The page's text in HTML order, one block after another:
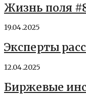
Жизнь поля
19.04.2025
Эксперты
12.04.2025
Биржевые